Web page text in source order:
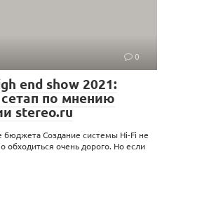
0
end show 2021:
по мнению
stereo.ru
Создание системы Hi-Fi не
обходиться очень дорого. Но если